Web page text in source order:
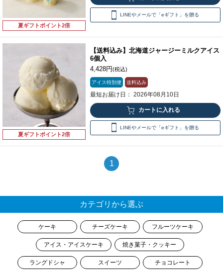
夏ギフトポイント2倍
LINEやメールで「eギフト」を贈る
夏ギフトポイント2倍
【送料込み】北海道ジャージーミルクアイス
6個入
4,428円(税込)
アイス特別便 送料込み
最短お届け日： 2026年08月10日
LINEやメールで「eギフト」を贈る
1
カテゴリから選ぶ
ケーキ チーズケーキ フルーツケーキ
アイス・アイスケーキ 焼き菓子・クッキー
ラングドシャ スイーツ チョコレート